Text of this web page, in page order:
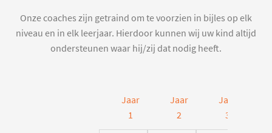
Onze coaches zijn getraind om te voorzien in bijles op elk
niveau en in elk leerjaar. Hierdoor kunnen wij uw kind altijd
ondersteunen waar hij/zij dat nodig heeft.
Jaar
1
Jaar
2
Jaar
3